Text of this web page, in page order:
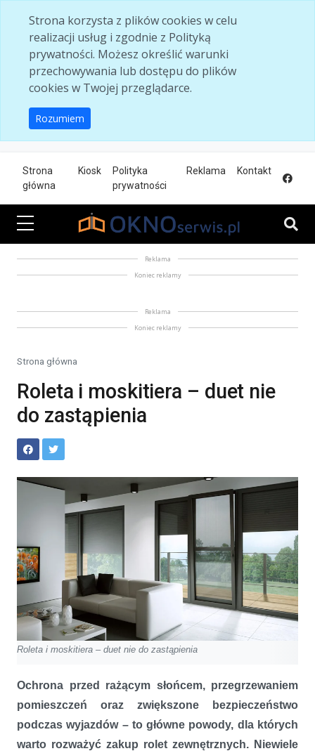
Strona korzysta z plików cookies w celu
realizacji usług i zgodnie z Polityką
prywatności. Możesz określić warunki
przechowywania lub dostępu do plików
cookies w Twojej przeglądarce.
Rozumiem
Strona
główna
Kiosk
Polityka
prywatności
Reklama Kontakt
Reklama
Koniec reklamy
Reklama
Koniec reklamy
Strona główna
Roleta i moskitiera – duet nie
do zastąpienia
Roleta i moskitiera – duet nie do zastąpienia
Ochrona przed rażącym słońcem, przegrzewaniem
pomieszczeń oraz zwiększone bezpieczeństwo
podczas wyjazdów – to główne powody, dla których
warto rozważyć zakup rolet zewnętrznych. Niewiele